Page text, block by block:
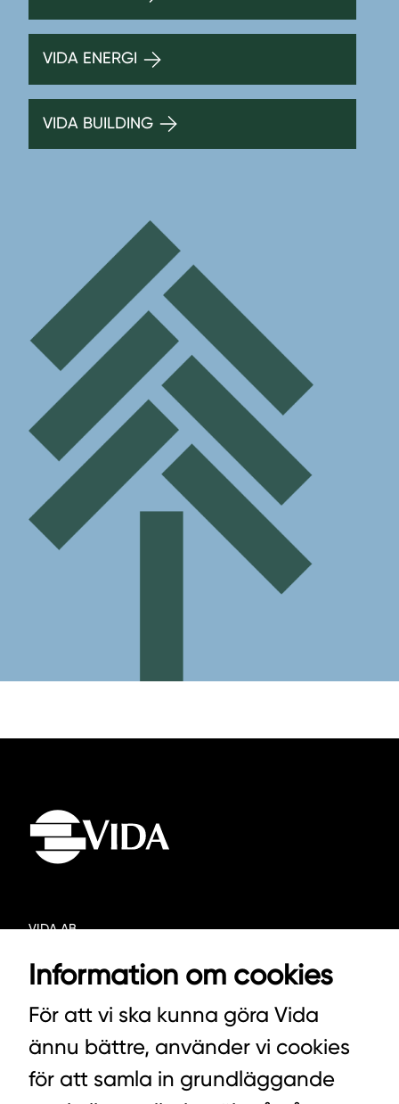
VIDA ENERGI
VIDA BUILDING
VIDA AB
342 21 ALVESTA
VÄXEL HUVUDKONTORET: 0472-439 00
VÄXEL PELLETS/STALLSTRÖ: 0393-216 50
Information om cookies
För att vi ska kunna göra Vida
ännu bättre, använder vi cookies
för att samla in grundläggande